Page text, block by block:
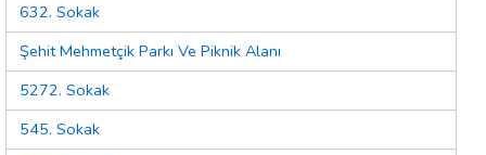
632. Sokak
Şehit Mehmetçik Parkı Ve Piknik Alanı
5272. Sokak
545. Sokak